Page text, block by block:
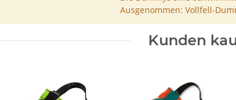
Ausgenommen: Vollfell-
Kunden